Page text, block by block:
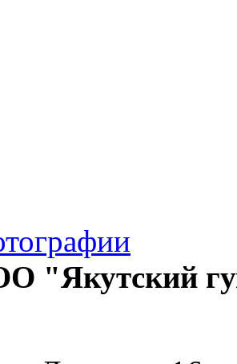
"Якутский